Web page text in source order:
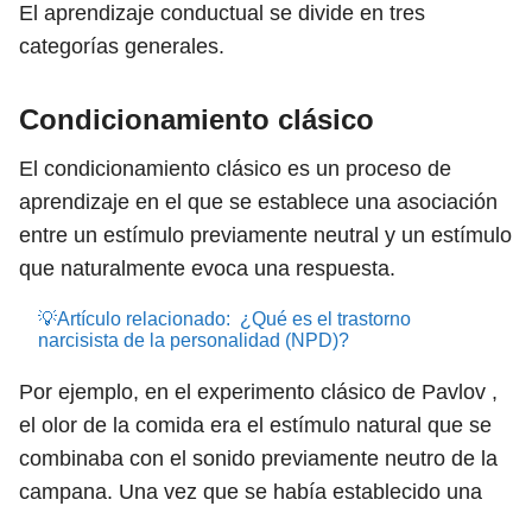
El aprendizaje conductual se divide en tres
categorías generales.
Condicionamiento clásico
El condicionamiento clásico es un proceso de
aprendizaje en el que se establece una asociación
entre un estímulo previamente neutral y un estímulo
que naturalmente evoca una respuesta.
💡Artículo relacionado: ¿Qué es el trastorno
narcisista de la personalidad (NPD)?
Por ejemplo, en el experimento clásico de Pavlov ,
el olor de la comida era el estímulo natural que se
combinaba con el sonido previamente neutro de la
campana. Una vez que se había establecido una